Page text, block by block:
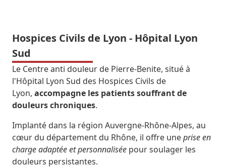
Hospices Civils de Lyon - Hôpital Lyon
Sud
Le Centre anti douleur de Pierre-Benite, situé à
l'Hôpital Lyon Sud des Hospices Civils de
Lyon, accompagne les patients souffrant de
douleurs chroniques.
Implanté dans la région Auvergne-Rhône-Alpes, au
cœur du département du Rhône, il offre uneprise en
charge adaptée et personnalisée pour soulager les
douleurs persistantes.